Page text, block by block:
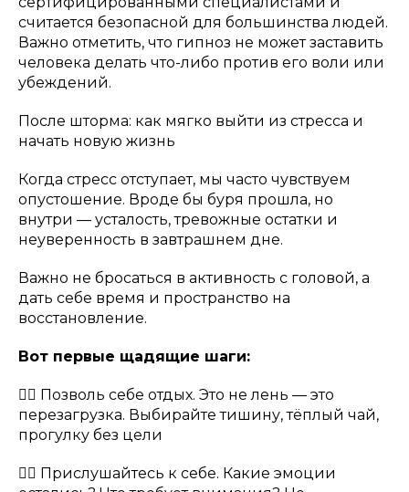
считается безопасной для большинства людей.
Важно отметить, что гипноз не может заставить
человека делать что-либо против его воли или
убеждений.
После шторма: как мягко выйти из стресса и
начать новую жизнь
Когда стресс отступает, мы часто чувствуем
опустошение. Вроде бы буря прошла, но
внутри — усталость, тревожные остатки и
неуверенность в завтрашнем дне.
Важно не бросаться в активность с головой, а
дать себе время и пространство на
восстановление.
Вот первые щадящие шаги:
👉🏻 Позволь себе отдых. Это не лень — это
перезагрузка. Выбирайте тишину, тёплый чай,
прогулку без цели
👉🏻 Прислушайтесь к себе. Какие эмоции